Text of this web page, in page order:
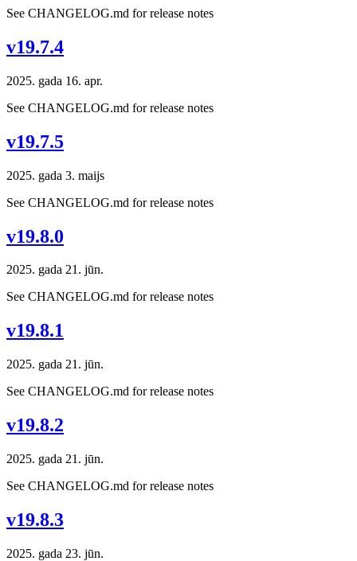
See CHANGELOG.md for release notes
v19.7.4
2025. gada 16. apr.
See CHANGELOG.md for release notes
v19.7.5
2025. gada 3. maijs
See CHANGELOG.md for release notes
v19.8.0
2025. gada 21. jūn.
See CHANGELOG.md for release notes
v19.8.1
2025. gada 21. jūn.
See CHANGELOG.md for release notes
v19.8.2
2025. gada 21. jūn.
See CHANGELOG.md for release notes
v19.8.3
2025. gada 23. jūn.